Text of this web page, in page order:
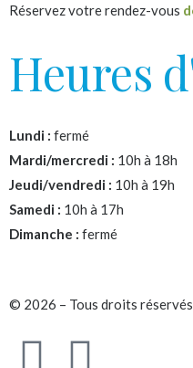
Réservez votre rendez-vous
Heures
Lundi : fermé
Mardi/mercredi : 10h à 18h
Jeudi/vendredi : 10h à 19h
Samedi : 10h à 17h
Dimanche : fermé
© 2026 – Tous droits réservés